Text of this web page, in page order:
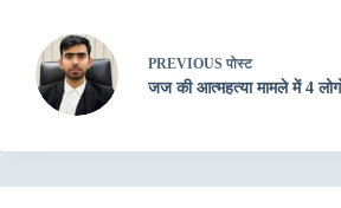
PREVIOUS पोस्ट
जज की आत्महत्या मामले में 4